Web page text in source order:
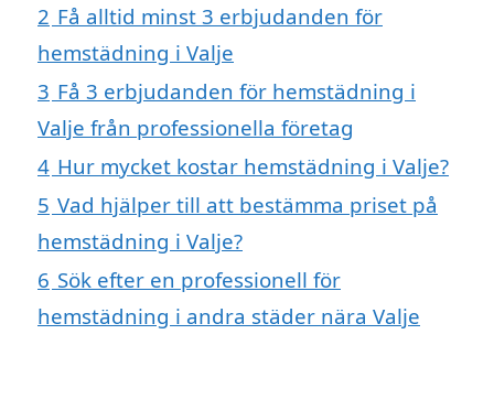
2 Få alltid minst 3 erbjudanden för
hemstädning i Valje
3 Få 3 erbjudanden för hemstädning i
Valje från professionella företag
4 Hur mycket kostar hemstädning i Valje?
5 Vad hjälper till att bestämma priset på
hemstädning i Valje?
6 Sök efter en professionell för
hemstädning i andra städer nära Valje